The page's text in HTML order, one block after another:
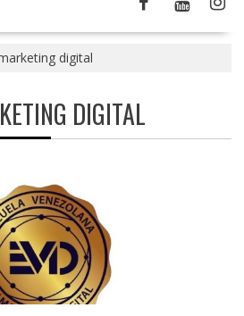
digital
DIGITAL